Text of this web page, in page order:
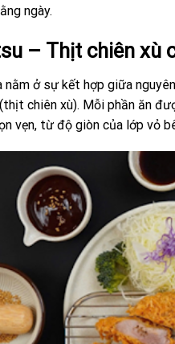
ngày.
– Thịt chiên xù
ở sự kết hợp giữa
chiên xù). Mỗi phần ăn
vẹn, từ độ giòn của lớp vỏ